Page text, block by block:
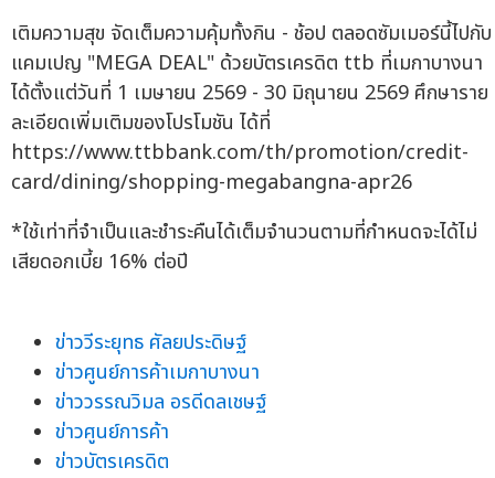
เติมความสุข จัดเต็มความคุ้มทั้งกิน - ช้อป ตลอดซัมเมอร์นี้ไปกับ
แคมเปญ "MEGA DEAL" ด้วยบัตรเครดิต ttb ที่เมกาบางนา
ได้ตั้งแต่วันที่ 1 เมษายน 2569 - 30 มิถุนายน 2569 ศึกษาราย
ละเอียดเพิ่มเติมของโปรโมชัน ได้ที่
https://www.ttbbank.com/th/promotion/credit-
card/dining/shopping-megabangna-apr26
*ใช้เท่าที่จำเป็นและชำระคืนได้เต็มจำนวนตามที่กำหนดจะได้ไม่
เสียดอกเบี้ย 16% ต่อปี
ข่าววีระยุทธ ศัลยประดิษฐ์
ข่าวศูนย์การค้าเมกาบางนา
ข่าววรรณวิมล อรดีดลเชษฐ์
ข่าวศูนย์การค้า
ข่าวบัตรเครดิต